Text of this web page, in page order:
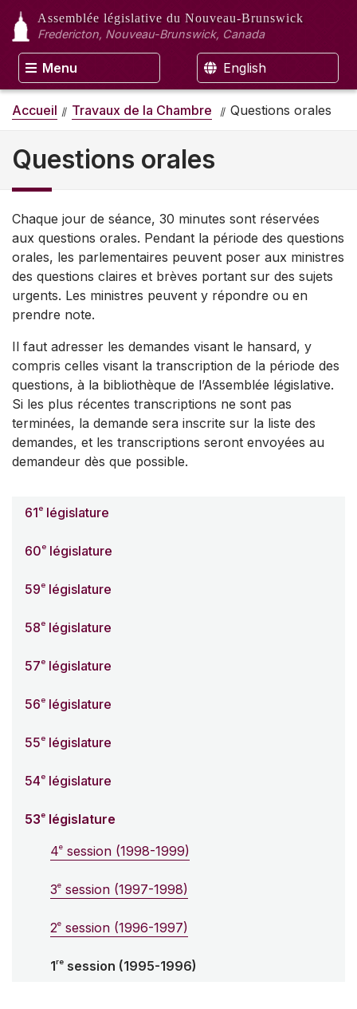
Assemblée législative du Nouveau-Brunswick
Fredericton, Nouveau-Brunswick, Canada
Menu English
Accueil Travaux de la Chambre Questions orales
Questions orales
Chaque jour de séance, 30 minutes sont réservées
aux questions orales. Pendant la période des questions
orales, les parlementaires peuvent poser aux ministres
des questions claires et brèves portant sur des sujets
urgents. Les ministres peuvent y répondre ou en
prendre note.
Il faut adresser les demandes visant le hansard, y
compris celles visant la transcription de la période des
questions, à la bibliothèque de l’Assemblée législative.
Si les plus récentes transcriptions ne sont pas
terminées, la demande sera inscrite sur la liste des
demandes, et les transcriptions seront envoyées au
demandeur dès que possible.
61e législature
60e législature
59e législature
58e législature
57e législature
56e législature
55e législature
54e législature
53e législature
4e session (1998-1999)
3e session (1997-1998)
2e session (1996-1997)
1re session (1995-1996)